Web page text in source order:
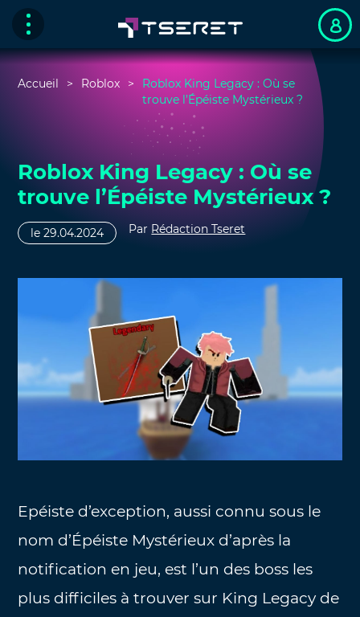
Accueil Roblox
Roblox King Legacy : Où se
trouve l’Épéiste Mystérieux ?
Roblox King Legacy : Où se
trouve l’Épéiste Mystérieux ?
le 29.04.2024 Par Rédaction Tseret
Epéiste d’exception, aussi connu sous le
nom d’Épéiste Mystérieux d’après la
notification en jeu, est l’un des boss les
plus difficiles à trouver sur King Legacy de